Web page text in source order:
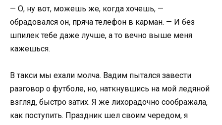
— О, ну вот, можешь же, когда хочешь, —
обрадовался он, пряча телефон в карман. — И без
шпилек тебе даже лучше, а то вечно выше меня
кажешься.
В такси мы ехали молча. Вадим пытался завести
разговор о футболе, но, наткнувшись на мой ледяной
взгляд, быстро затих. Я же лихорадочно соображала,
как поступить. Праздник шел своим чередом, я